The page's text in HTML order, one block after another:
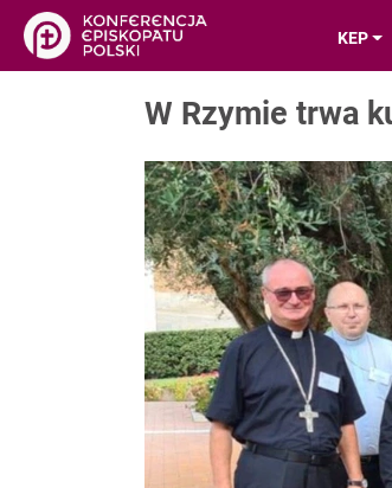
KEP
W Rzymie trwa